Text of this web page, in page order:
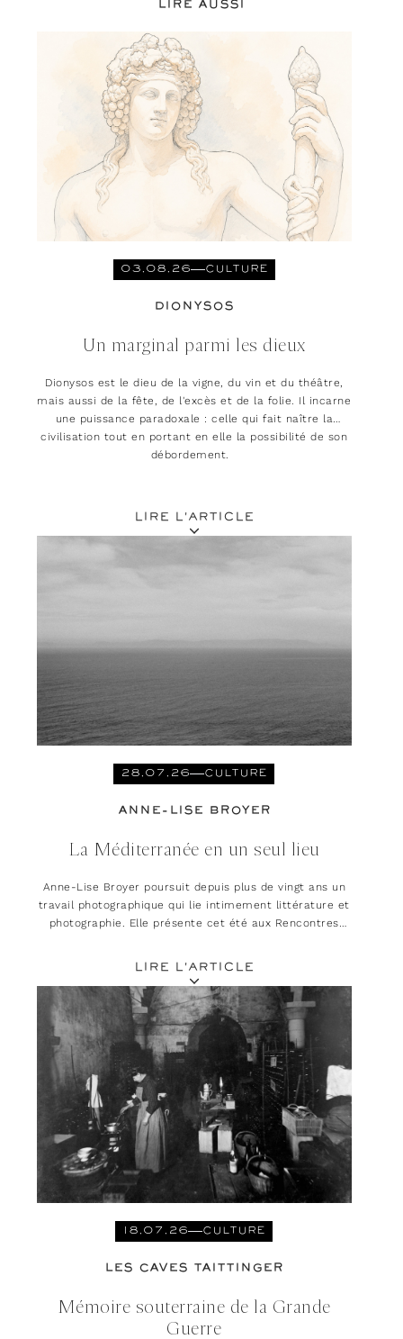
LIRE AUSSI
03.08.26 CULTURE
DIONYSOS
Un marginal parmi les dieux
Dionysos est le dieu de la vigne, du vin et du théâtre,
mais aussi de la fête, de l'excès et de la folie. Il incarne
une puissance paradoxale : celle qui fait naître la
civilisation tout en portant en elle la possibilité de son
débordement.
LIRE L'ARTICLE
28.07.26 CULTURE
ANNE-LISE BROYER
La Méditerranée en un seul lieu
Anne-Lise Broyer poursuit depuis plus de vingt ans un
travail photographique qui lie intimement littérature et
photographie. Elle présente cet été aux Rencontres
LIRE L'ARTICLE
18.07.26 CULTURE
LES CAVES TAITTINGER
Mémoire souterraine de la Grande
Guerre